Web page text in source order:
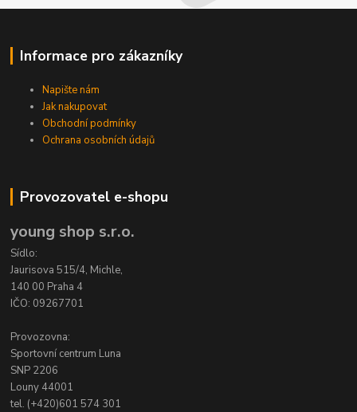
Informace pro zákazníky
Napište nám
Jak nakupovat
Obchodní podmínky
Ochrana osobních údajů
Provozovatel e-shopu
young shop s.r.o.
Sídlo:
Jaurisova 515/4, Michle,
140 00 Praha 4
IČO: 09267701
Provozovna:
Sportovní centrum Luna
SNP 2206
Louny 44001
tel. (+420)601 574 301